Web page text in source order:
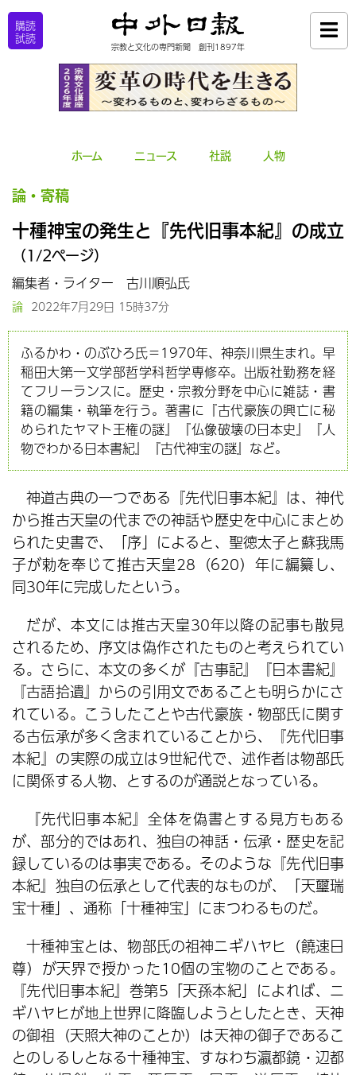
購読
試読
宗教と文化の専門新聞 創刊1897年
ホーム ニュース 社説 人物
論・寄稿
十種神宝の発生と『先代旧事本紀』の成立
（1/2ページ）
編集者・ライター 古川順弘氏
論 2022年7月29日 15時37分
ふるかわ・のぶひろ氏＝1970年、神奈川県生まれ。早
稲田大第一文学部哲学科哲学専修卒。出版社勤務を経
てフリーランスに。歴史・宗教分野を中心に雑誌・書
籍の編集・執筆を行う。著書に『古代豪族の興亡に秘
められたヤマト王権の謎』『仏像破壊の日本史』『人
物でわかる日本書紀』『古代神宝の謎』など。
神道古典の一つである『先代旧事本紀』は、神代
から推古天皇の代までの神話や歴史を中心にまとめ
られた史書で、「序」によると、聖徳太子と蘇我馬
子が勅を奉じて推古天皇28（620）年に編纂し、
同30年に完成したという。
だが、本文には推古天皇30年以降の記事も散見
されるため、序文は偽作されたものと考えられてい
る。さらに、本文の多くが『古事記』『日本書紀』
『古語拾遺』からの引用文であることも明らかにさ
れている。こうしたことや古代豪族・物部氏に関す
る古伝承が多く含まれていることから、『先代旧事
本紀』の実際の成立は9世紀代で、述作者は物部氏
に関係する人物、とするのが通説となっている。
『先代旧事本紀』全体を偽書とする見方もある
が、部分的ではあれ、独自の神話・伝承・歴史を記
録しているのは事実である。そのような『先代旧事
本紀』独自の伝承として代表的なものが、「天璽瑞
宝十種」、通称「十種神宝」にまつわるものだ。
十種神宝とは、物部氏の祖神ニギハヤヒ（饒速日
尊）が天界で授かった10個の宝物のことである。
『先代旧事本紀』巻第5「天孫本紀」によれば、ニ
ギハヤヒが地上世界に降臨しようとしたとき、天神
の御祖（天照大神のことか）は天神の御子であるこ
とのしるしとなる十種神宝、すなわち瀛都鏡・辺都